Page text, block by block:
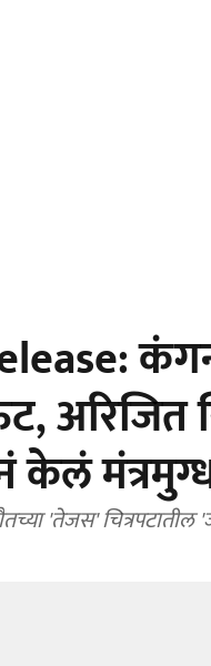
अरिजित
केलं
'तेजस' चित्रपटातील